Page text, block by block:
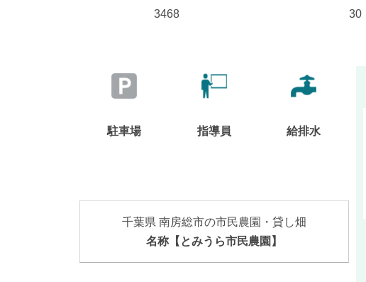
3468 30
駐車場 指導員 給排水
千葉県 南房総市の市民農園・貸し畑
名称【とみうら市民農園】